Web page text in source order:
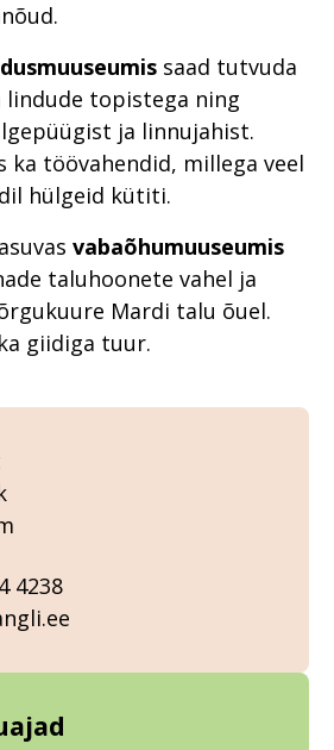
saad tutvuda
lindude topistega ning
ja linnujahist.
ka töövahendid, millega veel
hülgeid kütiti.
vabaõhumuuseumis
taluhoonete vahel ja
Mardi talu õuel.
giidiga tuur.
4238